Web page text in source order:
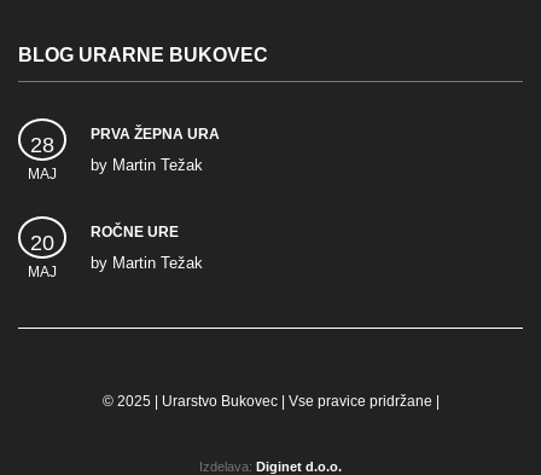
BLOG URARNE BUKOVEC
28
MAJ
PRVA ŽEPNA URA
by Martin Težak
20
MAJ
ROČNE URE
by Martin Težak
© 2025 | Urarstvo Bukovec | Vse pravice pridržane |
Izdelava: Diginet d.o.o.